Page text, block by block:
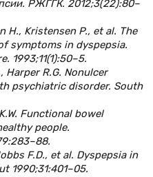
РЖГГК. 2012;3(22):80–
H., Kristensen P., et al. The
symptoms in dyspepsia.
1993;11(1):50–5.
Harper R.G. Nonulcer
psychiatric disorder. South
Functional bowel
people.
F.D., et al. Dyspepsia in
1990;31:401–05.